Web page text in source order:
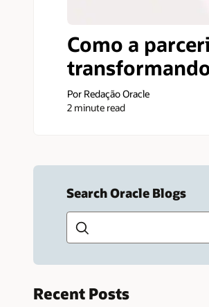
Como a
Por Redação Oracle
2 minute read
Search Oracle Blogs
Recent Posts